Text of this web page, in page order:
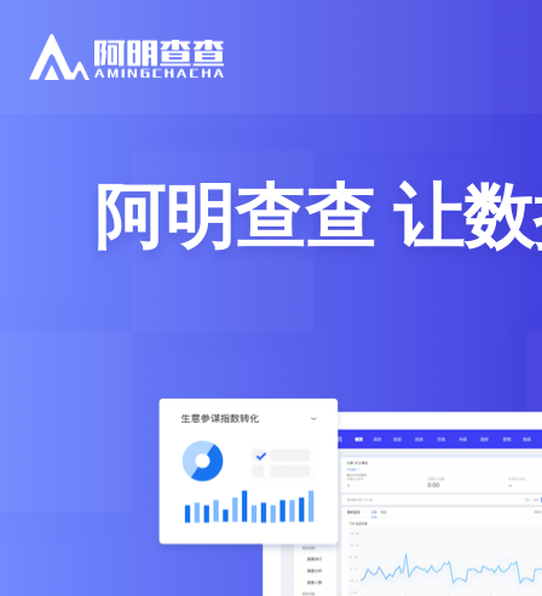
阿明查查 让